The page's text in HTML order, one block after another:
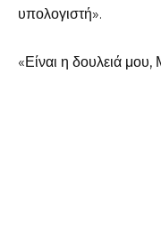
υπολογιστή».
«Είναι η δουλειά